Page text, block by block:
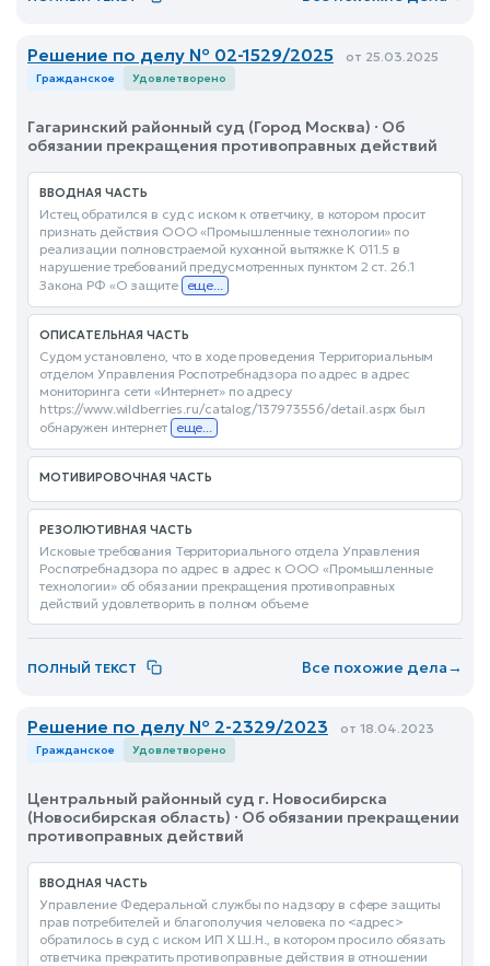
Решение по делу № 02-1529/2025 от 25.03.2025
Гражданское Удовлетворено
Гагаринский районный суд (Город Москва) · Об
обязании прекращения противоправных действий
ВВОДНАЯ ЧАСТЬ
Истец обратился в суд с иском к ответчику, в котором просит
признать действия ООО «Промышленные технологии» по
реализации полновстраемой кухонной вытяжке К 011.5 в
нарушение требований предусмотренных пунктом 2 ст. 26.1
Закона РФ «О защите еще...
ОПИСАТЕЛЬНАЯ ЧАСТЬ
Судом установлено, что в ходе проведения Территориальным
отделом Управления Роспотребнадзора по адрес в адрес
мониторинга сети «Интернет» по адресу
https://www.wildberries.ru/catalog/137973556/detail.aspx был
обнаружен интернет еще...
МОТИВИРОВОЧНАЯ ЧАСТЬ
РЕЗОЛЮТИВНАЯ ЧАСТЬ
Исковые требования Территориального отдела Управления
Роспотребнадзора по адрес в адрес к ООО «Промышленные
технологии» об обязании прекращения противоправных
действий удовлетворить в полном объеме
ПОЛНЫЙ ТЕКСТ Все похожие дела→
Решение по делу № 2-2329/2023 от 18.04.2023
Гражданское Удовлетворено
Центральный районный суд г. Новосибирска
(Новосибирская область) · Об обязании прекращении
противоправных действий
ВВОДНАЯ ЧАСТЬ
Управление Федеральной службы по надзору в сфере защиты
прав потребителей и благополучия человека по <адрес>
обратилось в суд с иском ИП Х Ш.Н., в котором просило обязать
ответчика прекратить противоправные действия в отношении